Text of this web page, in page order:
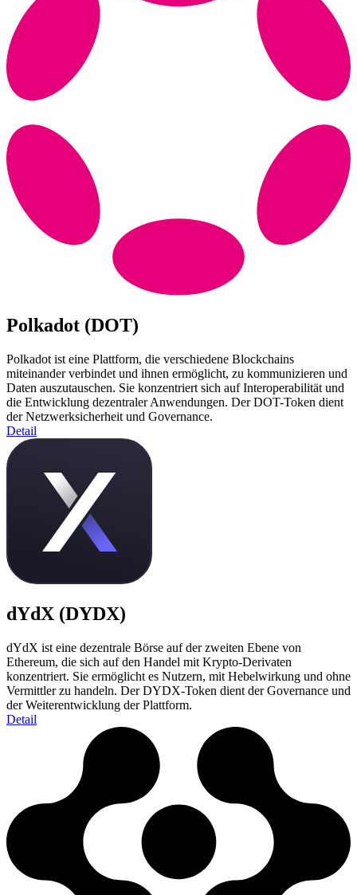
Polkadot (DOT)
Polkadot ist eine Plattform, die verschiedene Blockchains
miteinander verbindet und ihnen ermöglicht, zu kommunizieren und
Daten auszutauschen. Sie konzentriert sich auf Interoperabilität und
die Entwicklung dezentraler Anwendungen. Der DOT-Token dient
der Netzwerksicherheit und Governance.
Detail
dYdX (DYDX)
dYdX ist eine dezentrale Börse auf der zweiten Ebene von
Ethereum, die sich auf den Handel mit Krypto-Derivaten
konzentriert. Sie ermöglicht es Nutzern, mit Hebelwirkung und ohne
Vermittler zu handeln. Der DYDX-Token dient der Governance und
der Weiterentwicklung der Plattform.
Detail